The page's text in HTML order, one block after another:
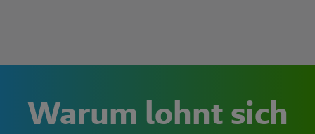
Warum lohnt sich